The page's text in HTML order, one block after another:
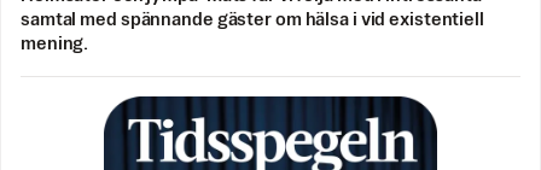
samtal med spännande gäster om hälsa i vid existentiell
mening.